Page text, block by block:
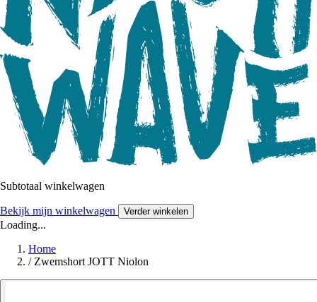
Subtotaal winkelwagen
Bekijk mijn winkelwagen Verder winkelen
Loading...
Home
/ Zwemshort JOTT Niolon